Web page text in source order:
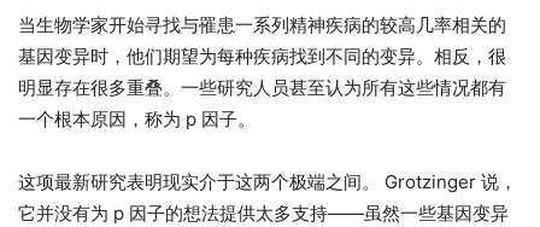
当生物学家开始寻找与罹患一系列精神疾病的较高几率相关的
基因变异时，他们期望为每种疾病找到不同的变异。相反，很
明显存在很多重叠。一些研究人员甚至认为所有这些情况都有
一个根本原因，称为 p 因子。
这项最新研究表明现实介于这两个极端之间。 Grotzinger 说，
它并没有为 p 因子的想法提供太多支持——虽然一些基因变异